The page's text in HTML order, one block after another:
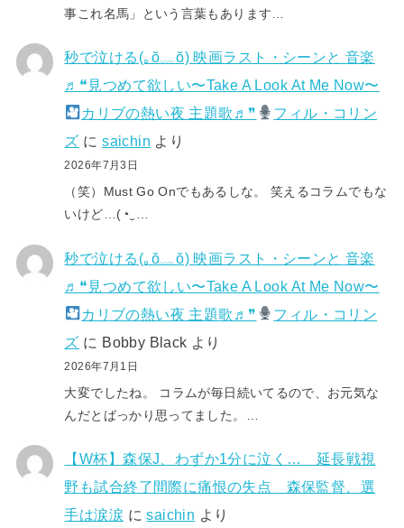
事これ名馬」という言葉もあります…
秒で泣ける(⁠｡⁠ŏ⁠﹏⁠ŏ⁠) 映画ラスト・シーンと 音楽
♬❝見つめて欲しい〜Take A Look At Me Now〜
カリブの熱い夜 主題歌♬❞
フィル・コリン
ズ にsaichin より
2026年7月3日
（笑）Must Go Onでもあるしな。 笑えるコラムでもな
いけど…(⁠◔⁠‿⁠…
秒で泣ける(⁠｡⁠ŏ⁠﹏⁠ŏ⁠) 映画ラスト・シーンと 音楽
♬❝見つめて欲しい〜Take A Look At Me Now〜
カリブの熱い夜 主題歌♬❞
フィル・コリン
ズ に Bobby Black より
2026年7月1日
大変でしたね。 コラムが毎日続いてるので、お元気な
んだとばっかり思ってました。…
【W杯】森保J、わずか1分に泣く… 延長戦視
野も試合終了間際に痛恨の失点 森保監督、選
手は涙涙 にsaichin より